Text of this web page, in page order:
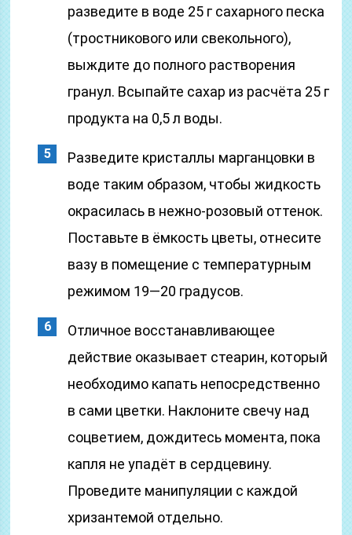
разведите в воде 25 г сахарного песка
(тростникового или свекольного),
выждите до полного растворения
гранул. Всыпайте сахар из расчёта 25 г
продукта на 0,5 л воды.
Разведите кристаллы марганцовки в
воде таким образом, чтобы жидкость
окрасилась в нежно-розовый оттенок.
Поставьте в ёмкость цветы, отнесите
вазу в помещение с температурным
режимом 19—20 градусов.
Отличное восстанавливающее
действие оказывает стеарин, который
необходимо капать непосредственно
в сами цветки. Наклоните свечу над
соцветием, дождитесь момента, пока
капля не упадёт в сердцевину.
Проведите манипуляции с каждой
хризантемой отдельно.